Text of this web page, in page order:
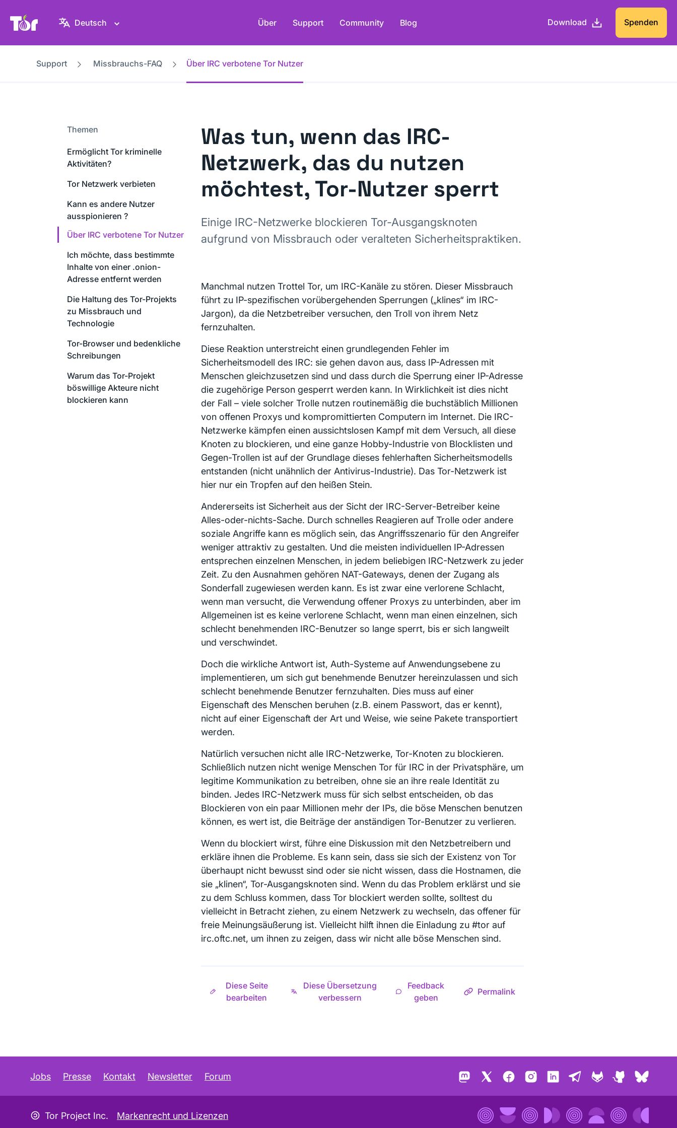
Tor-Projekt Webseite
Deutsch Über Support Community Blog Download Spenden
Support Missbrauchs-FAQ Über IRC verbotene Tor Nutzer
Themen
Ermöglicht Tor kriminelle
Aktivitäten?
Tor Netzwerk verbieten
Kann es andere Nutzer
ausspionieren ?
Über IRC verbotene Tor Nutzer
Ich möchte, dass bestimmte
Inhalte von einer .onion-
Adresse entfernt werden
Die Haltung des Tor-Projekts
zu Missbrauch und
Technologie
Tor-Browser und bedenkliche
Schreibungen
Warum das Tor-Projekt
böswillige Akteure nicht
blockieren kann
Was tun, wenn das IRC-
Netzwerk, das du nutzen
möchtest, Tor-Nutzer sperrt
Einige IRC-Netzwerke blockieren Tor-Ausgangsknoten
aufgrund von Missbrauch oder veralteten Sicherheitspraktiken.
Manchmal nutzen Trottel Tor, um IRC-Kanäle zu stören. Dieser Missbrauch
führt zu IP-spezifischen vorübergehenden Sperrungen („klines“ im IRC-
Jargon), da die Netzbetreiber versuchen, den Troll von ihrem Netz
fernzuhalten.
Diese Reaktion unterstreicht einen grundlegenden Fehler im
Sicherheitsmodell des IRC: sie gehen davon aus, dass IP-Adressen mit
Menschen gleichzusetzen sind und dass durch die Sperrung einer IP-Adresse
die zugehörige Person gesperrt werden kann. In Wirklichkeit ist dies nicht
der Fall – viele solcher Trolle nutzen routinemäßig die buchstäblich Millionen
von offenen Proxys und kompromittierten Computern im Internet. Die IRC-
Netzwerke kämpfen einen aussichtslosen Kampf mit dem Versuch, all diese
Knoten zu blockieren, und eine ganze Hobby-Industrie von Blocklisten und
Gegen-Trollen ist auf der Grundlage dieses fehlerhaften Sicherheitsmodells
entstanden (nicht unähnlich der Antivirus-Industrie). Das Tor-Netzwerk ist
hier nur ein Tropfen auf den heißen Stein.
Andererseits ist Sicherheit aus der Sicht der IRC-Server-Betreiber keine
Alles-oder-nichts-Sache. Durch schnelles Reagieren auf Trolle oder andere
soziale Angriffe kann es möglich sein, das Angriffsszenario für den Angreifer
weniger attraktiv zu gestalten. Und die meisten individuellen IP-Adressen
entsprechen einzelnen Menschen, in jedem beliebigen IRC-Netzwerk zu jeder
Zeit. Zu den Ausnahmen gehören NAT-Gateways, denen der Zugang als
Sonderfall zugewiesen werden kann. Es ist zwar eine verlorene Schlacht,
wenn man versucht, die Verwendung offener Proxys zu unterbinden, aber im
Allgemeinen ist es keine verlorene Schlacht, wenn man einen einzelnen, sich
schlecht benehmenden IRC-Benutzer so lange sperrt, bis er sich langweilt
und verschwindet.
Doch die wirkliche Antwort ist, Auth-Systeme auf Anwendungsebene zu
implementieren, um sich gut benehmende Benutzer hereinzulassen und sich
schlecht benehmende Benutzer fernzuhalten. Dies muss auf einer
Eigenschaft des Menschen beruhen (z.B. einem Passwort, das er kennt),
nicht auf einer Eigenschaft der Art und Weise, wie seine Pakete transportiert
werden.
Natürlich versuchen nicht alle IRC-Netzwerke, Tor-Knoten zu blockieren.
Schließlich nutzen nicht wenige Menschen Tor für IRC in der Privatsphäre, um
legitime Kommunikation zu betreiben, ohne sie an ihre reale Identität zu
binden. Jedes IRC-Netzwerk muss für sich selbst entscheiden, ob das
Blockieren von ein paar Millionen mehr der IPs, die böse Menschen benutzen
können, es wert ist, die Beiträge der anständigen Tor-Benutzer zu verlieren.
Wenn du blockiert wirst, führe eine Diskussion mit den Netzbetreibern und
erkläre ihnen die Probleme. Es kann sein, dass sie sich der Existenz von Tor
überhaupt nicht bewusst sind oder sie nicht wissen, dass die Hostnamen, die
sie „klinen“, Tor-Ausgangsknoten sind. Wenn du das Problem erklärst und sie
zu dem Schluss kommen, dass Tor blockiert werden sollte, solltest du
vielleicht in Betracht ziehen, zu einem Netzwerk zu wechseln, das offener für
freie Meinungsäußerung ist. Vielleicht hilft ihnen die Einladung zu #tor auf
irc.oftc.net, um ihnen zu zeigen, dass wir nicht alle böse Menschen sind.
Diese Seite
bearbeiten
Diese Übersetzung
verbessern
Feedback
geben
Permalink
Jobs Presse Kontakt Newsletter Forum Mastodon FacebookInstagramLinkedInTelegram
GitLab GitHub
Copyleft Symbol
Tor Project Inc. Markenrecht und Lizenzen